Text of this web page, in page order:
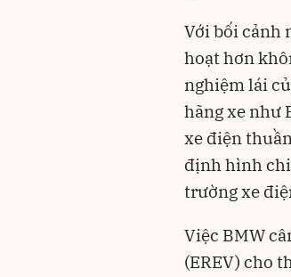
Với bối cảnh
hoạt hơn
nghiệm lái
hãng xe như
xe điện
định hình
trường xe
Việc BMW
(EREV) cho